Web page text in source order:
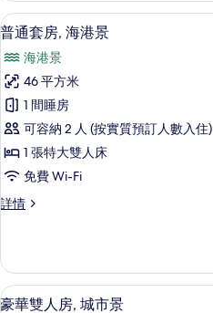
(Family)
的
相
片
港
景
(Family)
詳
情
載
入
所
有
普
通
套
房,
海
景
的
相
5
普通套房, 海港景
海港景
46 平方米
1 間睡房
可容納 2 人 (按實質預訂人數入住)
1 張特大雙人床
免費 Wi-Fi
詳情
普
海
港
景
載3
豪華雙人房, 城市景